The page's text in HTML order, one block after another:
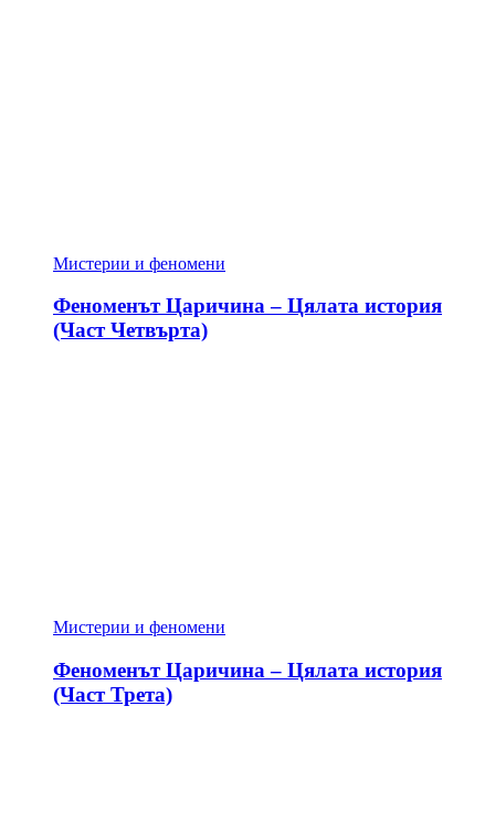
Мистерии и феномени
Феноменът Царичина – Цялата история
(Част Четвърта)
Мистерии и феномени
Феноменът Царичина – Цялата история
(Част Трета)